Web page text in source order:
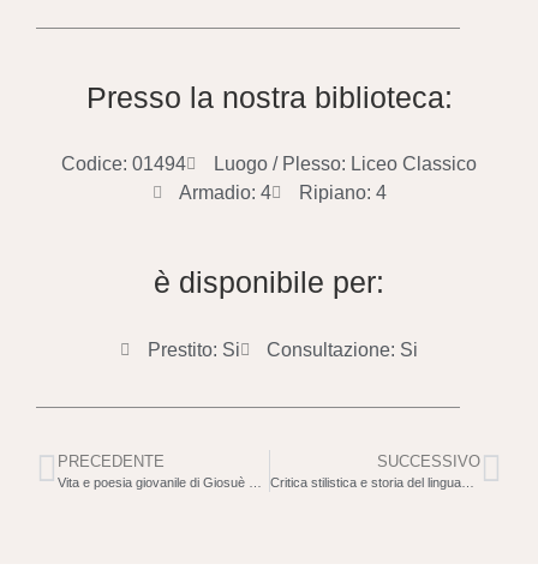
Presso la nostra biblioteca:
Codice: 01494
Luogo / Plesso: Liceo Classico
Armadio: 4
Ripiano: 4
è disponibile per:
Prestito: Si Consultazione: Si
PRECEDENTE SUCCESSIVO
Critica stilistica e storia del linguaggio